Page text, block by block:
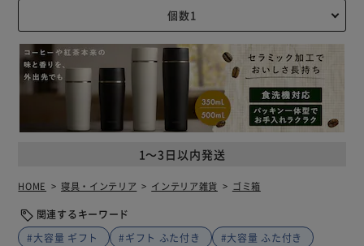
1～3日以内発送
HOME 寝具・インテリア インテリア雑貨 ゴミ箱
関連するキーワード
#大容量 ギフト
#ギフト ふた付き
#大容量 ふた付き